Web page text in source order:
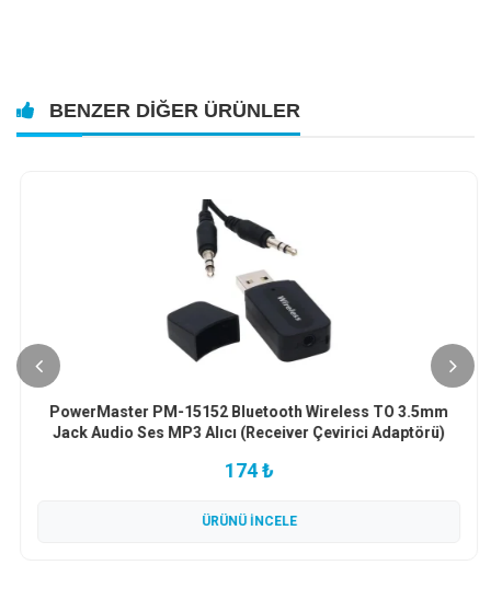
BENZER DIĞER ÜRÜNLER
PowerMaster PM-15152 Bluetooth Wireless TO 3.5mm
Jack Audio Ses MP3 Alıcı (Receiver Çevirici Adaptörü)
174 ₺
ÜRÜNÜ İNCELE